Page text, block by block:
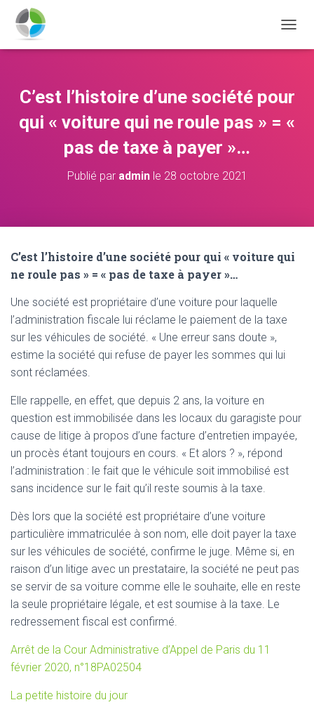
É
E
L
O
C’est l’histoire d’une société pour
qui « voiture qui ne roule pas » = «
pas de taxe à payer »…
Publié par adminle 28 octobre 2021
C’est l’histoire d’une société pour qui « voiture qui
ne roule pas » = « pas de taxe à payer »…
Une société est propriétaire d’une voiture pour laquelle
l’administration fiscale lui réclame le paiement de la taxe
sur les véhicules de société. « Une erreur sans doute »,
estime la société qui refuse de payer les sommes qui lui
sont réclamées.
Elle rappelle, en effet, que depuis 2 ans, la voiture en
question est immobilisée dans les locaux du garagiste pour
cause de litige à propos d’une facture d’entretien impayée,
un procès étant toujours en cours. « Et alors ? », répond
l’administration : le fait que le véhicule soit immobilisé est
sans incidence sur le fait qu’il reste soumis à la taxe.
Dès lors que la société est propriétaire d’une voiture
particulière immatriculée à son nom, elle doit payer la taxe
sur les véhicules de société, confirme le juge. Même si, en
raison d’un litige avec un prestataire, la société ne peut pas
se servir de sa voiture comme elle le souhaite, elle en reste
la seule propriétaire légale, et est soumise à la taxe. Le
redressement fiscal est confirmé.
Arrêt de la Cour Administrative d’Appel de Paris du 11
février 2020, n°18PA02504
La petite histoire du jour